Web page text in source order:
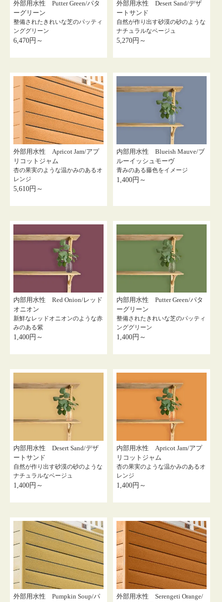
外部用水性 Putter Green/パタ
ーグリーン
整備されたきれいな芝のパッティ
ンググリーン
6,470円～
外部用水性 Desert Sand/デザ
ートサンド
自然が作り出す砂漠の砂のような
ナチュラルなベージュ
5,270円～
外部用水性 Apricot Jam/アプ
リコットジャム
杏の果実のような温かみのあるオ
レンジ
5,610円～
内部用水性 Blueish Mauve/ブ
ルーイッシュモーヴ
青みのある藤色をイメージ
1,400円～
内部用水性 Red Onion/レッド
オニオン
新鮮なレッドオニオンのような赤
みのある紫
1,400円～
内部用水性 Putter Green/パタ
ーグリーン
整備されたきれいな芝のパッティ
ンググリーン
1,400円～
内部用水性 Desert Sand/デザ
ートサンド
自然が作り出す砂漠の砂のような
ナチュラルなベージュ
1,400円～
内部用水性 Apricot Jam/アプ
リコットジャム
杏の果実のような温かみのあるオ
レンジ
1,400円～
外部用水性 Pumpkin Soup/パ
外部用水性 Serengeti Orange/